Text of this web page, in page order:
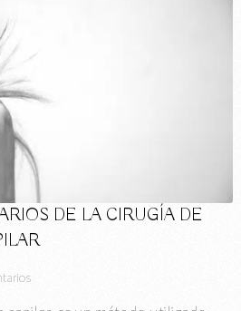
DE LA CIRUGÍA DE